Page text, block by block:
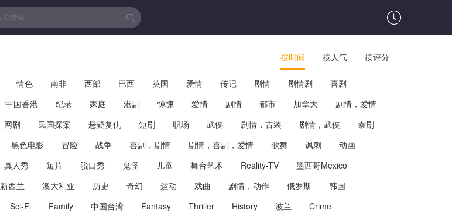
按时间 按人气 按评分
情色 南非 西部 巴西 英国 爱情 传记 剧情 剧情剧
喜剧
中国香港 纪录 家庭 港剧 惊悚 爱情 剧情 都市 加拿大
剧情，爱情
网剧 民国探案 悬疑复仇 短剧 职场 武侠 剧情，古装 剧情，武侠
泰剧
黑色电影 冒险 战争 喜剧，剧情 剧情，喜剧，爱情 歌舞 讽刺
动画
真人秀 短片 脱口秀 鬼怪 儿童 舞台艺术 Reality-TV
墨西哥Mexico
新西兰 澳大利亚 历史 奇幻 运动 戏曲 剧情，动作 俄罗斯
韩国
Sci-Fi Family 中国台湾 Fantasy Thriller History 波兰
Crime